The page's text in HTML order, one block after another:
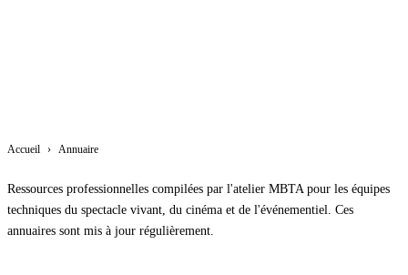
Accueil › Annuaire
Ressources professionnelles compilées par l'atelier MBTA pour les équipes
techniques du spectacle vivant, du cinéma et de l'événementiel. Ces
annuaires sont mis à jour régulièrement.